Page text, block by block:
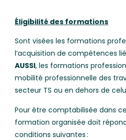
Éligibilité des formations
Sont visées les formations
l’acquisition de compétences
AUSSI, les formations
mobilité professionnelle des
secteur TS ou en dehors de
Pour être comptabilisée dans
formation organisée doit
conditions suivantes :